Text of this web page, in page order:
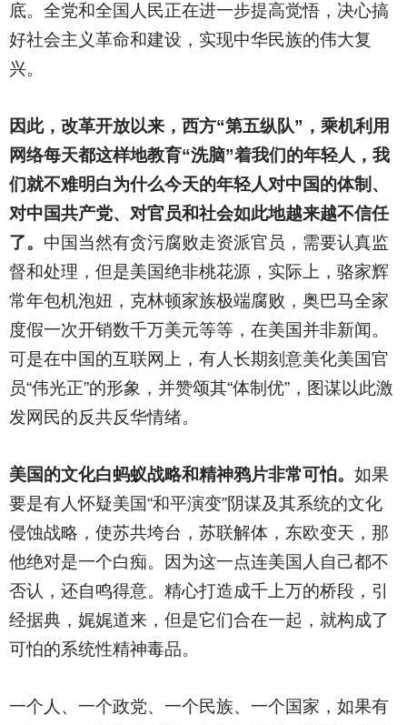
底。全党和全国人民正在进一步提高觉悟，决心搞
好社会主义革命和建设，实现中华民族的伟大复
兴。
因此，改革开放以来，西方“第五纵队”，乘机利用
网络每天都这样地教育“洗脑”着我们的年轻人，我
们就不难明白为什么今天的年轻人对中国的体制、
对中国共产党、对官员和社会如此地越来越不信任
了。 中国当然有贪污腐败走资派官员，需要认真监
督和处理，但是美国绝非桃花源，实际上，骆家辉
常年包机泡妞，克林顿家族极端腐败，奥巴马全家
度假一次开销数千万美元等等，在美国并非新闻。
可是在中国的互联网上，有人长期刻意美化美国官
员“伟光正”的形象，并赞颂其“体制优”，图谋以此激
发网民的反共反华情绪。
美国的文化白蚂蚁战略和精神鸦片非常可怕。 如果
要是有人怀疑美国“和平演变”阴谋及其系统的文化
侵蚀战略，使苏共垮台，苏联解体，东欧变天，那
他绝对是一个白痴。因为这一点连美国人自己都不
否认，还自鸣得意。精心打造成千上万的桥段，引
经据典，娓娓道来，但是它们合在一起，就构成了
可怕的系统性精神毒品。
一个人、一个政党、一个民族、一个国家，如果有